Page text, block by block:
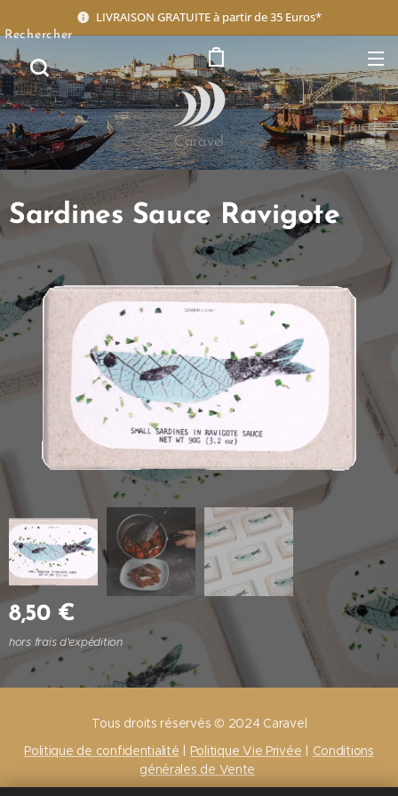
LIVRAISON GRATUITE à partir de 35 Euros*
Caravel
Rechercher
Sardines Sauce Ravigote
8,50€
hors frais d'expédition
Tous droits réservés © 2024 Caravel
Politique de confidentialité | Politique Vie Privée | Conditions
générales de Vente